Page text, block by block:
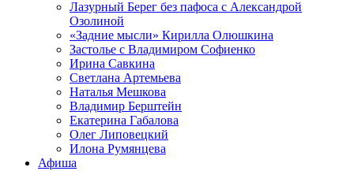
Лазурный Берег без пафоса с Александрой
Озолиной
«Задние мысли» Кирилла Олюшкина
Застолье с Владимиром Софиенко
Ирина Савкина
Светлана Артемьева
Наталья Мешкова
Владимир Берштейн
Екатерина Габалова
Олег Липовецкий
Илона Румянцева
Афиша